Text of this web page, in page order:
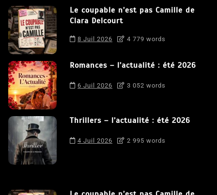
Le coupable n’est pas Camille de
Clara Delcourt
8 Juil 2026 4 779 words
Romances – l’actualité : été 2026
6 Juil 2026 3 052 words
Thrillers – l’actualité : été 2026
4 Juil 2026 2 995 words